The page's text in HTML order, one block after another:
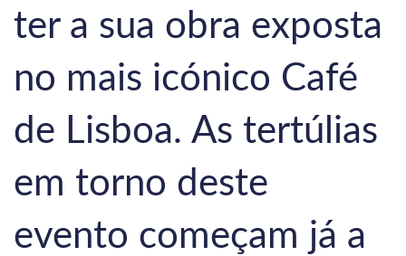
ter a sua obra exposta
no mais icónico Café
de Lisboa. As tertúlias
em torno deste
evento começam já a